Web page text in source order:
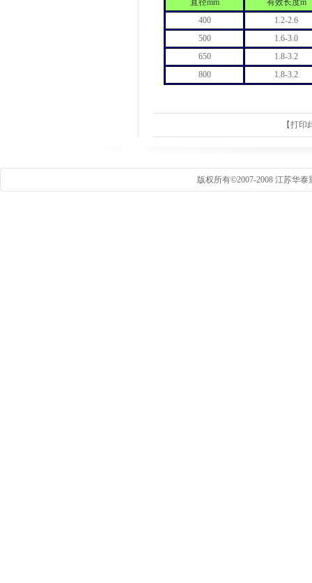
直径mm 有效长度m
400
1.2-2.6
500
1.6-3.0
650
1.8-3.2
800
1.8-3.2
【打印
版权所有©2007-2008 江苏华